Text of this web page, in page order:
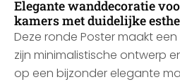
Elegante wanddecoratie
kamers met duidelijke
Deze ronde Poster maakt
zijn minimalistische ontwerp
op een bijzonder elegante